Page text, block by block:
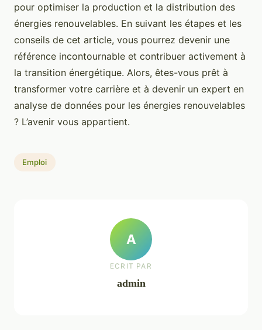
pour optimiser la production et la distribution des
énergies renouvelables. En suivant les étapes et les
conseils de cet article, vous pourrez devenir une
référence incontournable et contribuer activement à
la transition énergétique. Alors, êtes-vous prêt à
transformer votre carrière et à devenir un expert en
analyse de données pour les énergies renouvelables
? L’avenir vous appartient.
Emploi
A
ECRIT PAR
admin